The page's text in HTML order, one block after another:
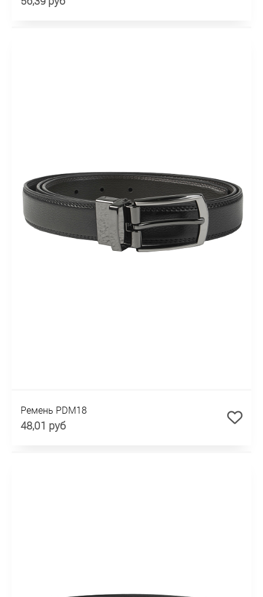
Ремень PDM18
48,01 руб